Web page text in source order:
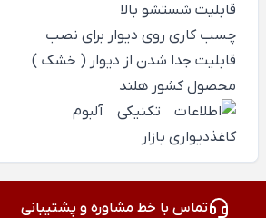
قابلیت شستشو بالا
چسب کاری روی دیوار برای نصب
قابلیت جدا شدن از دیوار ( خشک )
محصول کشور هلند
تماس با خط مشاوره و پشتیبانی